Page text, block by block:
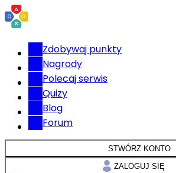
Zdobywaj punkty
Nagrody
Polecaj serwis
Quizy
Blog
Forum
STWÓRZ KONTO
ZALOGUJ SIĘ